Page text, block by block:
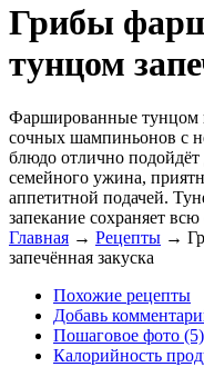
Грибы
тунцом
Фаршированные тунцом
сочных шампиньонов с
блюдо отлично
семейного ужина,
аппетитной подачей.
запекание сохраняет
Главная → Рецепты →
запечённая закуска
Похожие рецепты
Добавь
Пошаговое фото (5)
Калорийность